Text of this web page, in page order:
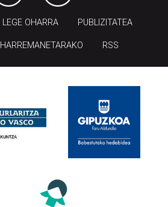
LEGE OHARRA PUBLIZITATEA
HARREMANETARAKO RSS